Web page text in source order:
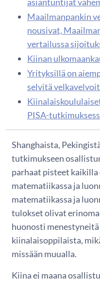
Maailmanpankin
nousivat,
vertailussa
Kiinan
Yrityksillä on
selvitä
PISA-
Shanghaista,
tutkimukseen
parhaat pisteet kaikilla
matematiikassa ja
matematiikassa ja
tulokset olivat
huonosti menestyneitä
kiinalaisoppilaista,
missään muualla.
Kiina ei maana